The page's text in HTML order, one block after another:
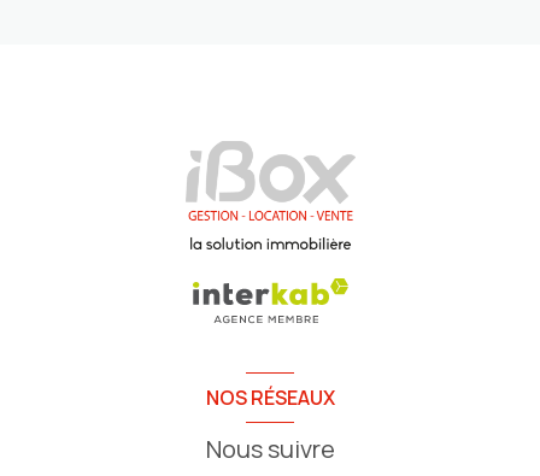
NOS RÉSEAUX
Nous suivre